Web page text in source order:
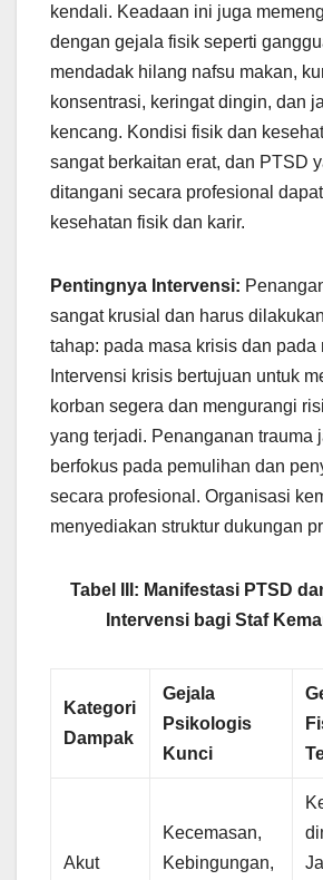
kendali. Keadaan ini juga
dengan gejala fisik seperti
mendadak hilang nafsu makan,
konsentrasi, keringat dingin, dan
kencang. Kondisi fisik dan
sangat berkaitan erat, dan PTSD
ditangani secara profesional
kesehatan fisik dan karir.
Pentingnya Intervensi:
sangat krusial dan harus
tahap: pada masa krisis dan pada
Intervensi krisis bertujuan untuk
korban segera dan mengurangi
yang terjadi. Penanganan trauma
berfokus pada pemulihan dan
secara profesional. Organisasi
menyediakan struktur dukungan
Tabel III: Manifestasi PTSD
Intervensi bagi Staf
Kategori
Dampak
Gejala
Psikologis
Kunci
Akut
Kecemasan,
Kebingungan,